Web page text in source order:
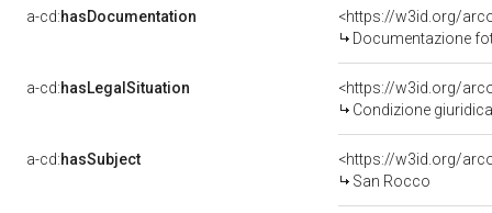
a-cd:hasDocumentation
Documentazione
a-cd:hasLegalSituation
Condizione
a-cd:hasSubject
<https://w3id.org/
San Rocco